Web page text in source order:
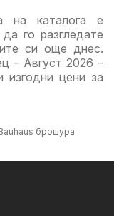
на каталога е
го разгледате
си още днес.
– Август 2026 –
изгодни цени за
брошура